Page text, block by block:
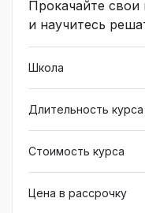
Прокачайте свои
и научитесь
курсе
сопровождение в
Школа
Длительность курса
Стоимость курса
Цена в рассрочку